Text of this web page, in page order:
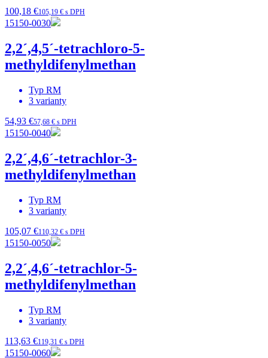
100,18 €105,19 € s DPH
15150-0030
2,2´,4,5´-tetrachloro-5-
methyldifenylmethan
Typ RM
3 varianty
54,93 €57,68 € s DPH
15150-0040
2,2´,4,6´-tetrachlor-3-
methyldifenylmethan
Typ RM
3 varianty
105,07 €110,32 € s DPH
15150-0050
2,2´,4,6´-tetrachlor-5-
methyldifenylmethan
Typ RM
3 varianty
113,63 €119,31 € s DPH
15150-0060